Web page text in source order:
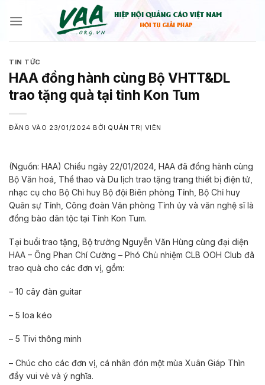
qua
TIN TỨC
HAA đồng hành cùng Bộ VHTT&DL
trao tặng quà tại tỉnh Kon Tum
ĐĂNG VÀO 23/01/2024 BỞI QUẢN TRỊ VIÊN
(Nguồn: HAA) Chiều ngày 22/01/2024, HAA đã đồng hành cùng
Bộ Văn hoá, Thể thao và Du lịch trao tặng trang thiết bị điện tử,
nhạc cụ cho Bộ Chỉ huy Bộ đội Biên phòng Tỉnh, Bộ Chỉ huy
Quân sự Tỉnh, Công đoàn Văn phòng Tỉnh ủy và văn nghệ sĩ là
đồng bào dân tộc tại Tỉnh Kon Tum.
Tại buổi trao tặng, Bộ trưởng Nguyễn Văn Hùng cùng đại diện
HAA – Ông Phan Chí Cường – Phó Chủ nhiệm CLB OOH Club đã
trao quà cho các đơn vị, gồm:
– 10 cây đàn guitar
– 5 loa kéo
– 5 Tivi thông minh
– Chúc cho các đơn vị, cá nhân đón một mùa Xuân Giáp Thìn
đầy vui vẻ và ý nghĩa.